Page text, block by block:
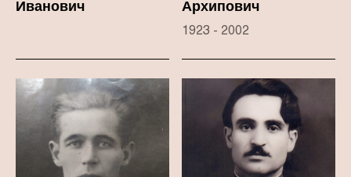
Иванович
Архипович
1923 - 2002